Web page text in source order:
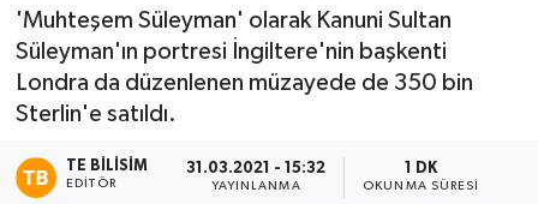
'Muhteşem Süleyman' olarak Kanuni Sultan
Süleyman'ın portresi İngiltere'nin başkenti
Londra da düzenlenen müzayede de 350 bin
Sterlin'e satıldı.
TE BILISIM
EDITÖR
31.03.2021 - 15:32
YAYINLANMA
1 DK
OKUNMA SÜRESI
Haber Arşivi